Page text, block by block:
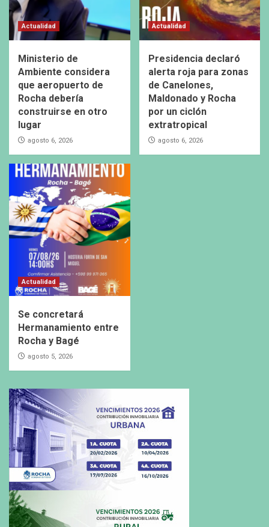
Actualidad
Ministerio de
Ambiente considera
que aeropuerto de
Rocha debería
construirse en otro
lugar
agosto 6, 2026
Actualidad
Presidencia declaró
alerta roja para zonas
de Canelones,
Maldonado y Rocha
por un ciclón
extratropical
agosto 6, 2026
Actualidad
Se concretará
Hermanamiento entre
Rocha y Bagé
agosto 5, 2026